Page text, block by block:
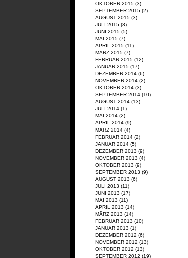
OKTOBER 2015 (3)
SEPTEMBER 2015 (2)
AUGUST 2015 (3)
JULI 2015 (3)
JUNI 2015 (5)
MAI 2015 (7)
APRIL 2015 (11)
MÄRZ 2015 (7)
FEBRUAR 2015 (12)
JANUAR 2015 (17)
DEZEMBER 2014 (6)
NOVEMBER 2014 (2)
OKTOBER 2014 (3)
SEPTEMBER 2014 (10)
AUGUST 2014 (13)
JULI 2014 (1)
MAI 2014 (2)
APRIL 2014 (9)
MÄRZ 2014 (4)
FEBRUAR 2014 (2)
JANUAR 2014 (5)
DEZEMBER 2013 (9)
NOVEMBER 2013 (4)
OKTOBER 2013 (9)
SEPTEMBER 2013 (9)
AUGUST 2013 (6)
JULI 2013 (11)
JUNI 2013 (17)
MAI 2013 (11)
APRIL 2013 (14)
MÄRZ 2013 (14)
FEBRUAR 2013 (10)
JANUAR 2013 (1)
DEZEMBER 2012 (6)
NOVEMBER 2012 (13)
OKTOBER 2012 (13)
SEPTEMBER 2012 (19)